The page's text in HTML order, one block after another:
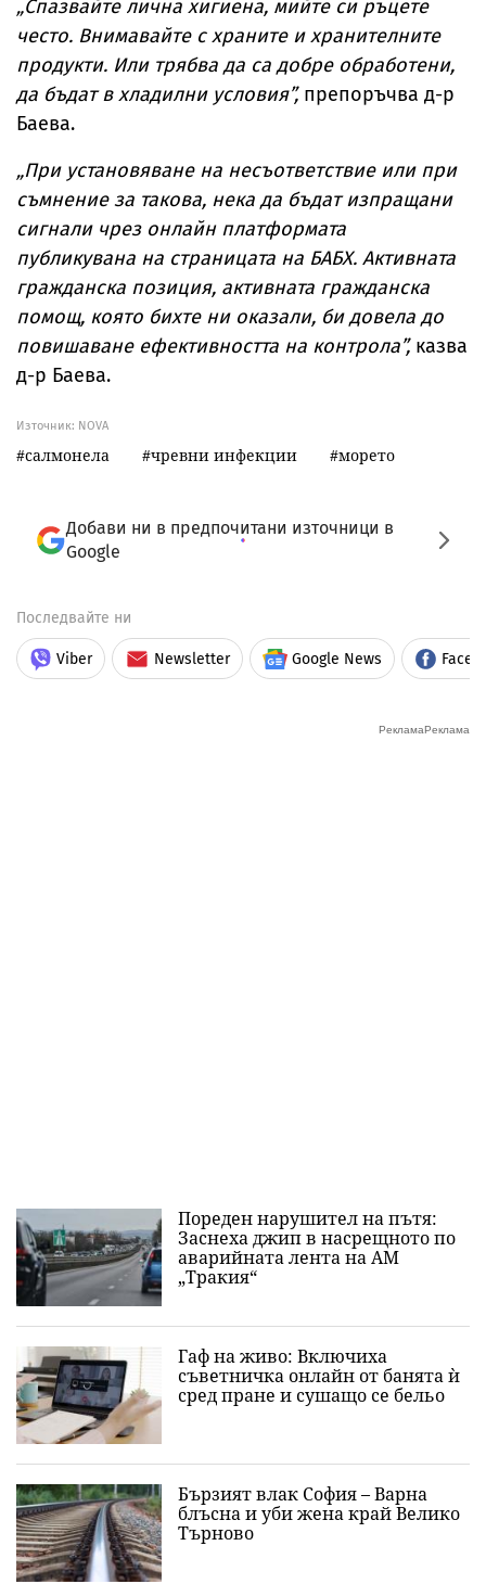
„Спазвайте лична хигиена, мийте си ръцете
често. Внимавайте с храните и хранителните
продукти. Или трябва да са добре обработени,
да бъдат в хладилни условия”,препоръчва д-р
Баева.
„При установяване на несъответствие или при
съмнение за такова, нека да бъдат изпращани
сигнали чрез онлайн платформата
публикувана на страницата на БАБХ. Активната
гражданска позиция, активната гражданска
помощ, която бихте ни оказали, би довела до
повишаване ефективността на контрола”,казва
д-р Баева.
Източник: NOVA
салмонела чревни инфекции морето
Добави ни в предпочитани източници в
Google
Последвайте ни
Viber Newsletter Google News
Пореден нарушител на пътя:
Заснеха джип в насрещното по
аварийната лента на АМ
„Тракия“
Гаф на живо: Включиха
съветничка онлайн от банята ѝ
сред пране и сушащо се бельо
Бързият влак София – Варна
блъсна и уби жена край Велико
Търново